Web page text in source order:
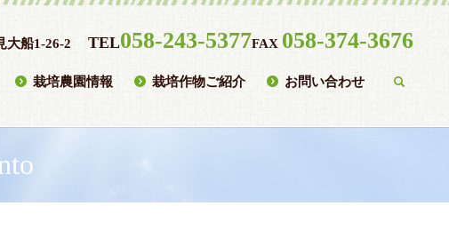
大船1-26-2 TEL058-243-5377FAX 058-374-3676
栽培農園情報 栽培作物ご紹介 お問い合わせ